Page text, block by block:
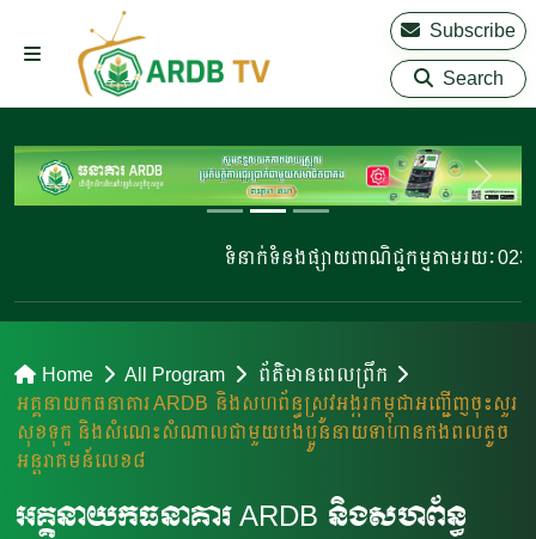
Subscribe
Search
ទំនាក់ទំនងផ្សាយពាណិជ្ជកម្មតាមរយៈ 023
Home All Program
ព័ត៌មានពេលព្រឹក
អគ្គនាយកធនាគារ ARDB និងសហព័ន្ធស្រូវអង្ករកម្ពុជាអញ្ជើញចុះសួរ
សុខទុក្ខ និងសំណេះសំណាលជាមួយបងប្អូននាយទាហានកងពលតូច
អន្តរាគមន៍លេខ៨
អគ្គនាយកធនាគារ ARDB និងសហព័ន្ធ